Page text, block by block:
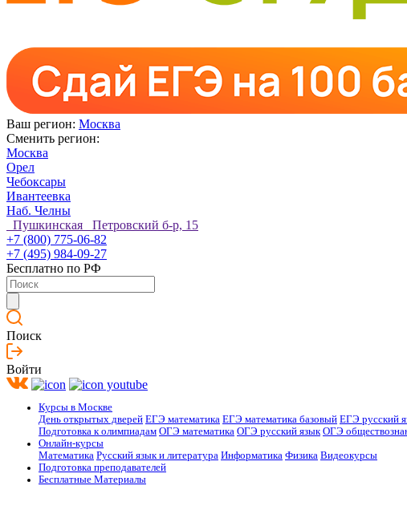
Ваш регион: Москва
Сменить регион:
Москва
Орел
Чебоксары
Ивантеевка
Наб. Челны
Пушкинская Петровский б-р, 15
+7 (800) 775-06-82
+7 (495) 984-09-27
Бесплатно по РФ
Поиск
Войти
Курсы в Москве
День открытых дверей ЕГЭ математика ЕГЭ математика базовый ЕГЭ русский
Подготовка к олимпиадам ОГЭ математика ОГЭ русский язык ОГЭ
Онлайн-курсы
Математика Русский язык и литература Информатика Физика Видеокурсы
Подготовка преподавателей
Бесплатные Материалы